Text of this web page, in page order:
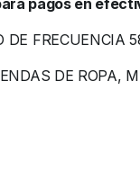
DE FRECUENCIA
DE ROPA,